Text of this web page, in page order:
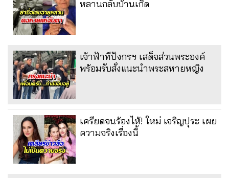
หลานกลับบ้านเกิด
เจ้าฟ้าทีปังกรฯ เสด็จส่วนพระองค์
พร้อมรับสั่งแนะนำพระสหายหญิง
เครียดจนร้องไห้! ใหม่ เจริญปุระ เผย
ความจริงเรื่องนี้